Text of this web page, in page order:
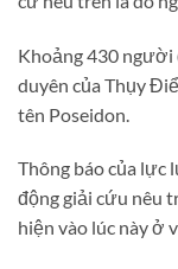
Khoảng 430
duyên của Thụy
tên Poseidon.
Thông báo của lực
động giải cứu nêu
hiện vào lúc này ở